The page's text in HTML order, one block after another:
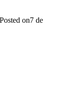
Posted on7 de